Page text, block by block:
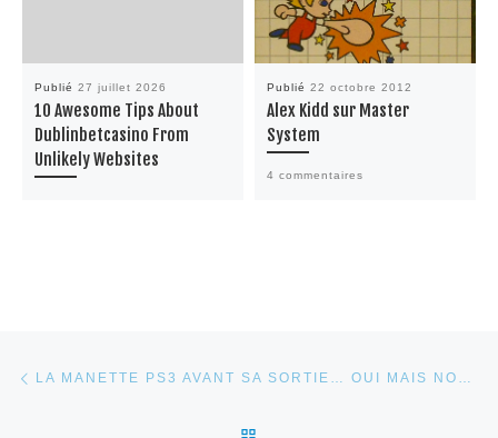
Publié 27 juillet 2026
10 Awesome Tips About
Dublinbetcasino From
Unlikely Websites
Publié 22 octobre 2012
Alex Kidd sur Master
System
4 commentaires
Parcourir les articles LA MANETTE PS3 AVANT SA SORTIE… OUI MAIS NON ! –